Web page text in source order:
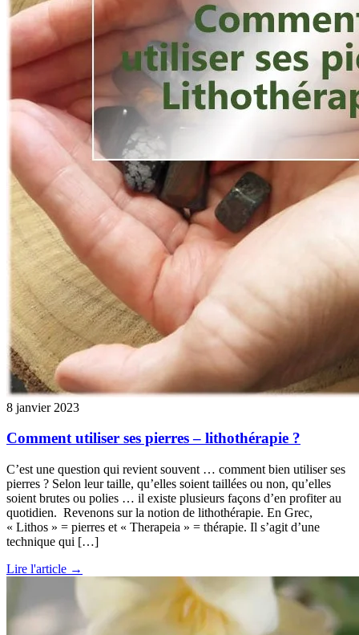
8 janvier 2023
Comment utiliser ses pierres – lithothérapie ?
C’est une question qui revient souvent … comment bien utiliser ses
pierres ? Selon leur taille, qu’elles soient taillées ou non, qu’elles
soient brutes ou polies … il existe plusieurs façons d’en profiter au
quotidien. Revenons sur la notion de lithothérapie. En Grec,
« Lithos » = pierres et « Therapeia » = thérapie. Il s’agit d’une
technique qui […]
Lire l'article →